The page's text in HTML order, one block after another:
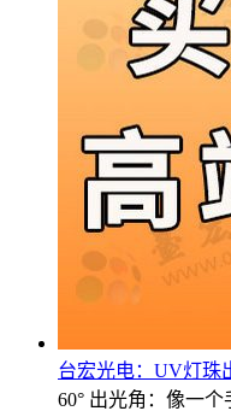
台宏光电：UV灯珠
60° 出光角：像一